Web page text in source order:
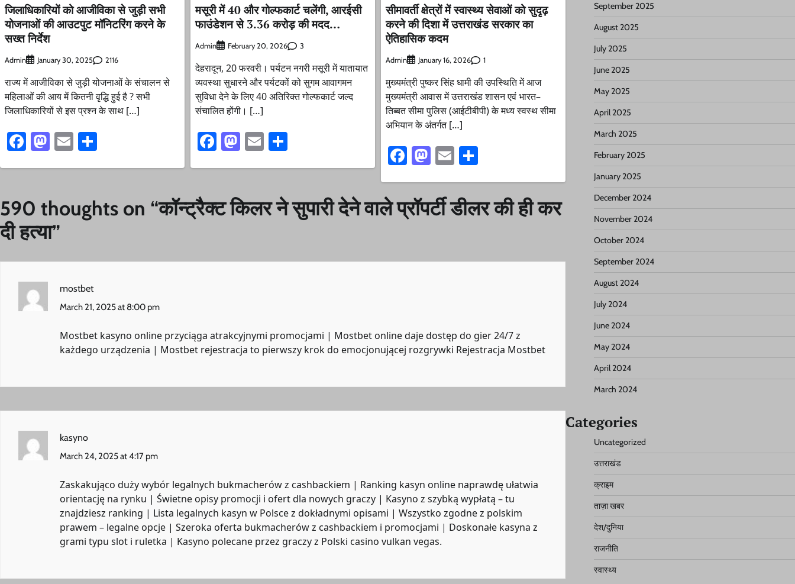
जिलाधिकारियों को आजीविका से जुड़ी सभी
योजनाओं की आउटपुट मॉनिटरिंग करने के
सख्त निर्देश
Admin January 30, 2025 2116
राज्य में आजीविका से जुड़ी योजनाओं के संचालन से
महिलाओं की आय में कितनी वृद्धि हुई है ? सभी
जिलाधिकारियों से इस प्रश्न के साथ […]
Facebook
Mastodon
Email
मसूरी में 40 और गोल्फकार्ट चलेंगी, आरईसी
फाउंडेशन से 3.36 करोड़ की मदद…
Admin February 20, 2026 3
देहरादून, 20 फरवरी। पर्यटन नगरी मसूरी में यातायात
व्यवस्था सुधारने और पर्यटकों को सुगम आवागमन
सुविधा देने के लिए 40 अतिरिक्त गोल्फकार्ट जल्द
संचालित होंगी। […]
Facebook
Mastodon
EmailShare
सीमावर्ती क्षेत्रों में स्वास्थ्य सेवाओं को सुदृढ़
करने की दिशा में उत्तराखंड सरकार का
ऐतिहासिक कदम
Admin January 16, 2026 1
मुख्यमंत्री पुष्कर सिंह धामी की उपस्थिति में आज
मुख्यमंत्री आवास में उत्तराखंड शासन एवं भारत–
तिब्बत सीमा पुलिस (आईटीबीपी) के मध्य स्वस्थ सीमा
अभियान के अंतर्गत […]
Facebook
Mastodon
EmailShare
590 thoughts on “कॉन्ट्रैक्ट किलर ने सुपारी देने वाले प्रॉपर्टी डीलर की ही कर
दी हत्या”
mostbet
March 21, 2025 at 8:00 pm
Mostbet kasyno online przyciąga atrakcyjnymi promocjami | Mostbet online daje dostęp do gier 24/7 z
każdego urządzenia | Mostbet rejestracja to pierwszy krok do emocjonującej rozgrywki Rejestracja Mostbet
kasyno
March 24, 2025 at 4:17 pm
Zaskakująco duży wybór legalnych bukmacherów z cashbackiem | Ranking kasyn online naprawdę ułatwia
orientację na rynku | Świetne opisy promocji i ofert dla nowych graczy | Kasyno z szybką wypłatą – tu
znajdziesz ranking | Lista legalnych kasyn w Polsce z dokładnymi opisami | Wszystko zgodne z polskim
prawem – legalne opcje | Szeroka oferta bukmacherów z cashbackiem i promocjami | Doskonałe kasyna z
grami typu slot i ruletka | Kasyno polecane przez graczy z Polski casino vulkan vegas.
September 2025
August 2025
July 2025
June 2025
May 2025
April 2025
March 2025
February 2025
January 2025
December 2024
November 2024
October 2024
September 2024
August 2024
July 2024
June 2024
May 2024
April 2024
March 2024
Categories
Uncategorized
उत्तराखंड
क्राइम
ताज़ा खबर
देश/दुनिया
राजनीति
स्वास्थ्य